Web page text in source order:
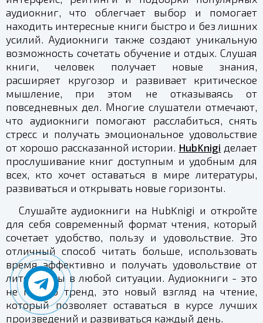
аудиокниг, что облегчает выбор и помогает
находить интересные книги быстро и без лишних
усилий. Аудиокниги также создают уникальную
возможность сочетать обучение и отдых. Слушая
книги, человек получает новые знания,
расширяет кругозор и развивает критическое
мышление, при этом не отказываясь от
повседневных дел. Многие слушатели отмечают,
что аудиокниги помогают расслабиться, снять
стресс и получать эмоциональное удовольствие
от хорошо рассказанной истории. HubKnigi делает
прослушивание книг доступным и удобным для
всех, кто хочет оставаться в мире литературы,
развиваться и открывать новые горизонты.
Слушайте аудиокниги на HubKnigi и откройте
для себя современный формат чтения, который
сочетает удобство, пользу и удовольствие. Это
отличный способ читать больше, использовать
время эффективно и получать удовольствие от
литературы в любой ситуации. Аудиокниги - это
не просто тренд, это новый взгляд на чтение,
который позволяет оставаться в курсе лучших
произведений и развиваться каждый день.